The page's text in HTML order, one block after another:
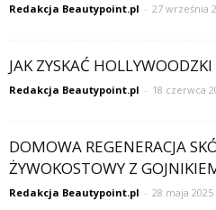
Redakcja Beautypoint.pl - 27 września
JAK ZYSKAĆ
Redakcja Beautypoint.pl - 18 czerwca
DOMOWA REGENERACJA
ŻYWOKOSTOWY Z
Redakcja Beautypoint.pl - 28 maja 2025